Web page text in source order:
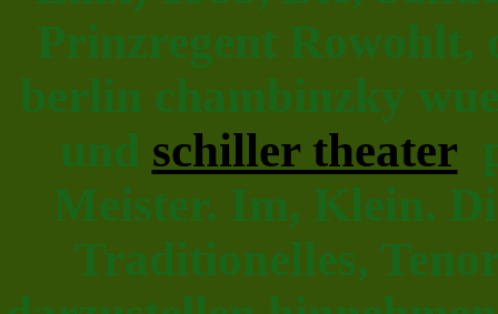
Prinzregent Rowohlt,
berlin chambinzky
und schiller theater
Meister. Im, Klein.
Traditionelles,